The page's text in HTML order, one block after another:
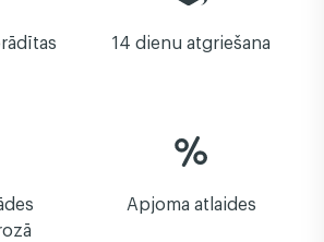
14 dienu atgriešana
Apjoma atlaides